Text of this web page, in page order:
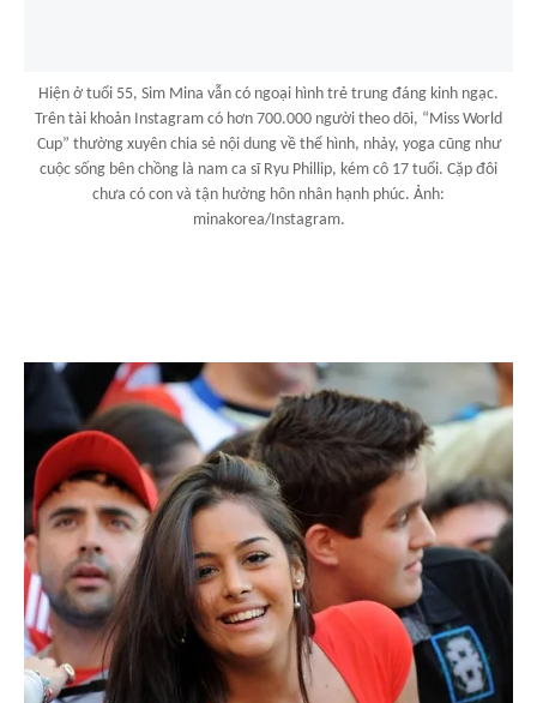
Hiện ở tuổi 55, Sim Mina vẫn có ngoại hình trẻ trung đáng kinh ngạc.
Trên tài khoản Instagram có hơn 700.000 người theo dõi, “Miss World
Cup” thường xuyên chia sẻ nội dung về thể hình, nhảy, yoga cũng như
cuộc sống bên chồng là nam ca sĩ Ryu Phillip, kém cô 17 tuổi. Cặp đôi
chưa có con và tận hưởng hôn nhân hạnh phúc. Ảnh:
minakorea/Instagram.